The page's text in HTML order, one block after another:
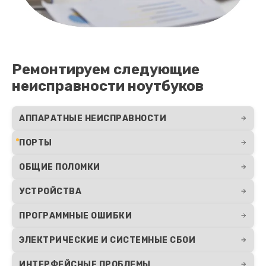
Ремонтируем следующие
неисправности ноутбуков
АППАРАТНЫЕ НЕИСПРАВНОСТИ
ПОРТЫ
ОБЩИЕ ПОЛОМКИ
УСТРОЙСТВА
ПРОГРАММНЫЕ ОШИБКИ
ЭЛЕКТРИЧЕСКИЕ И СИСТЕМНЫЕ СБОИ